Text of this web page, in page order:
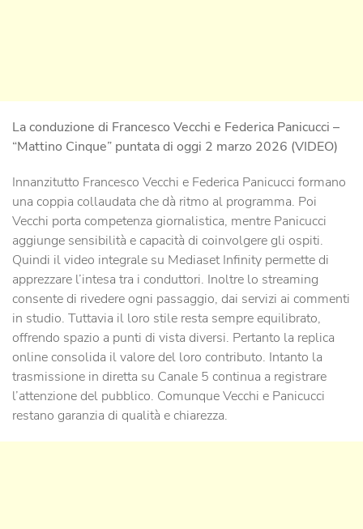
La conduzione di Francesco Vecchi e Federica Panicucci –
“Mattino Cinque” puntata di oggi 2 marzo 2026 (VIDEO)
Innanzitutto Francesco Vecchi e Federica Panicucci formano
una coppia collaudata che dà ritmo al programma. Poi
Vecchi porta competenza giornalistica, mentre Panicucci
aggiunge sensibilità e capacità di coinvolgere gli ospiti.
Quindi il video integrale su Mediaset Infinity permette di
apprezzare l’intesa tra i conduttori. Inoltre lo streaming
consente di rivedere ogni passaggio, dai servizi ai commenti
in studio. Tuttavia il loro stile resta sempre equilibrato,
offrendo spazio a punti di vista diversi. Pertanto la replica
online consolida il valore del loro contributo. Intanto la
trasmissione in diretta su Canale 5 continua a registrare
l’attenzione del pubblico. Comunque Vecchi e Panicucci
restano garanzia di qualità e chiarezza.